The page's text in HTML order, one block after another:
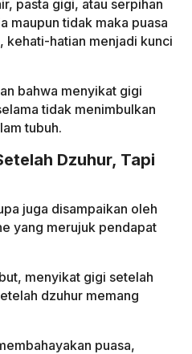
pasta gigi, atau serpihan
maupun tidak maka puasa
kehati-hatian menjadi kunci
bahwa menyikat gigi
tidak menimbulkan
tubuh.
Dzuhur, Tapi
juga disampaikan oleh
yang merujuk pendapat
menyikat gigi setelah
dzuhur memang
puasa,